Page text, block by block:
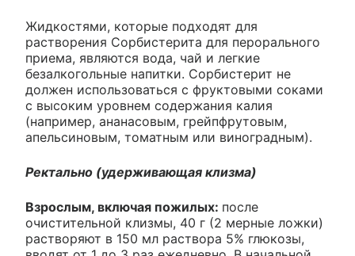
Жидкостями, которые подходят для
растворения Сорбистерита для перорального
приема, являются вода, чай и легкие
безалкогольные напитки. Сорбистерит не
должен использоваться с фруктовыми соками
с высоким уровнем содержания калия
(например, ананасовым, грейпфрутовым,
апельсиновым, томатным или виноградным).
Ректально (удерживающая клизма)
Взрослым, включая пожилых: после
очистительной клизмы, 40 г (2 мерные ложки)
растворяют в 150 мл раствора 5% глюкозы,